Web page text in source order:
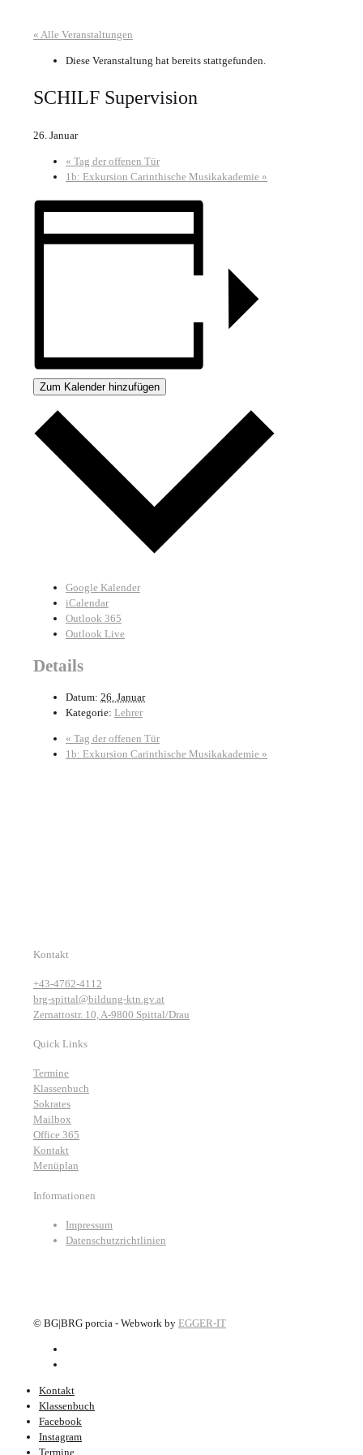
« Alle Veranstaltungen
Diese Veranstaltung hat bereits stattgefunden.
SCHILF Supervision
26. Januar
« Tag der offenen Tür
1b: Exkursion Carinthische Musikakademie »
Zum Kalender hinzufügen
Google Kalender
iCalendar
Outlook 365
Outlook Live
Details
Datum: 26. Januar
Kategorie: Lehrer
« Tag der offenen Tür
1b: Exkursion Carinthische Musikakademie »
Kontakt
+43-4762-4112
brg-spittal@bildung-ktn.gv.at
Zernattostr. 10, A-9800 Spittal/Drau
Quick Links
Termine
Klassenbuch
Sokrates
Mailbox
Office 365
Kontakt
Menüplan
Informationen
Impressum
Datenschutzrichtlinien
© BG|BRG porcia - Webwork by EGGER-IT
Kontakt
Klassenbuch
Facebook
Instagram
Termine